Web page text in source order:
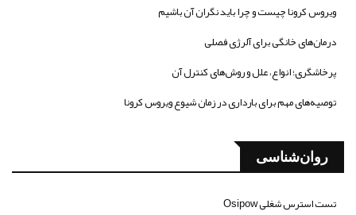
ویروس کرونا چیست و چرا باید نگران آن باشیم
درمان‌های خانگی برای آلرژی فصلی
پرخاشگری؛ انواع، علل و روش‌های کنترل آن
توصیه‌های مهم برای بارداری در زمان شیوع ویروس کرونا
روان‌شناسی
تست استرس شغلی Osipow